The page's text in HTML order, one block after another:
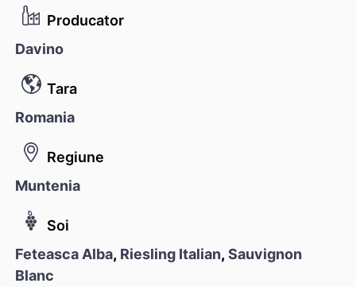
Producator
Davino
Tara
Romania
Regiune
Muntenia
Soi
Feteasca Alba, Riesling Italian,Sauvignon
Blanc